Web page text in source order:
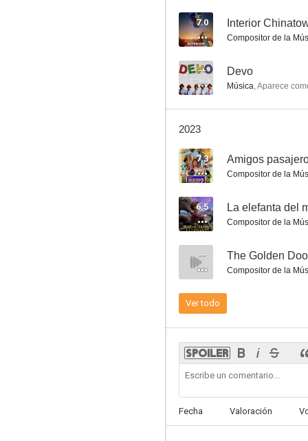
Thor: Ragnarok
Hotel Transilvania 2
7.4
7.0 Interior
Compositor de la
-- Devo
Música,Aparece
2023
7.3 Amigos
Compositor de la
6.5 La elefanta del
Compositor de la
-- The Golden
Compositor de la
Ver todo
Fecha Valoración